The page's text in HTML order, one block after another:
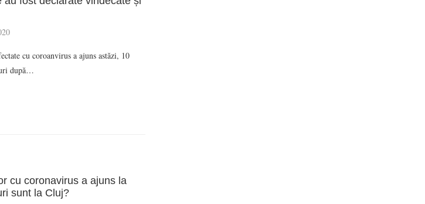
cu coroanvirus a ajuns astăzi, 10
după…
cu coronavirus a ajuns la
sunt la Cluj?